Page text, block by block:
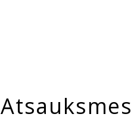
Atsauksmes